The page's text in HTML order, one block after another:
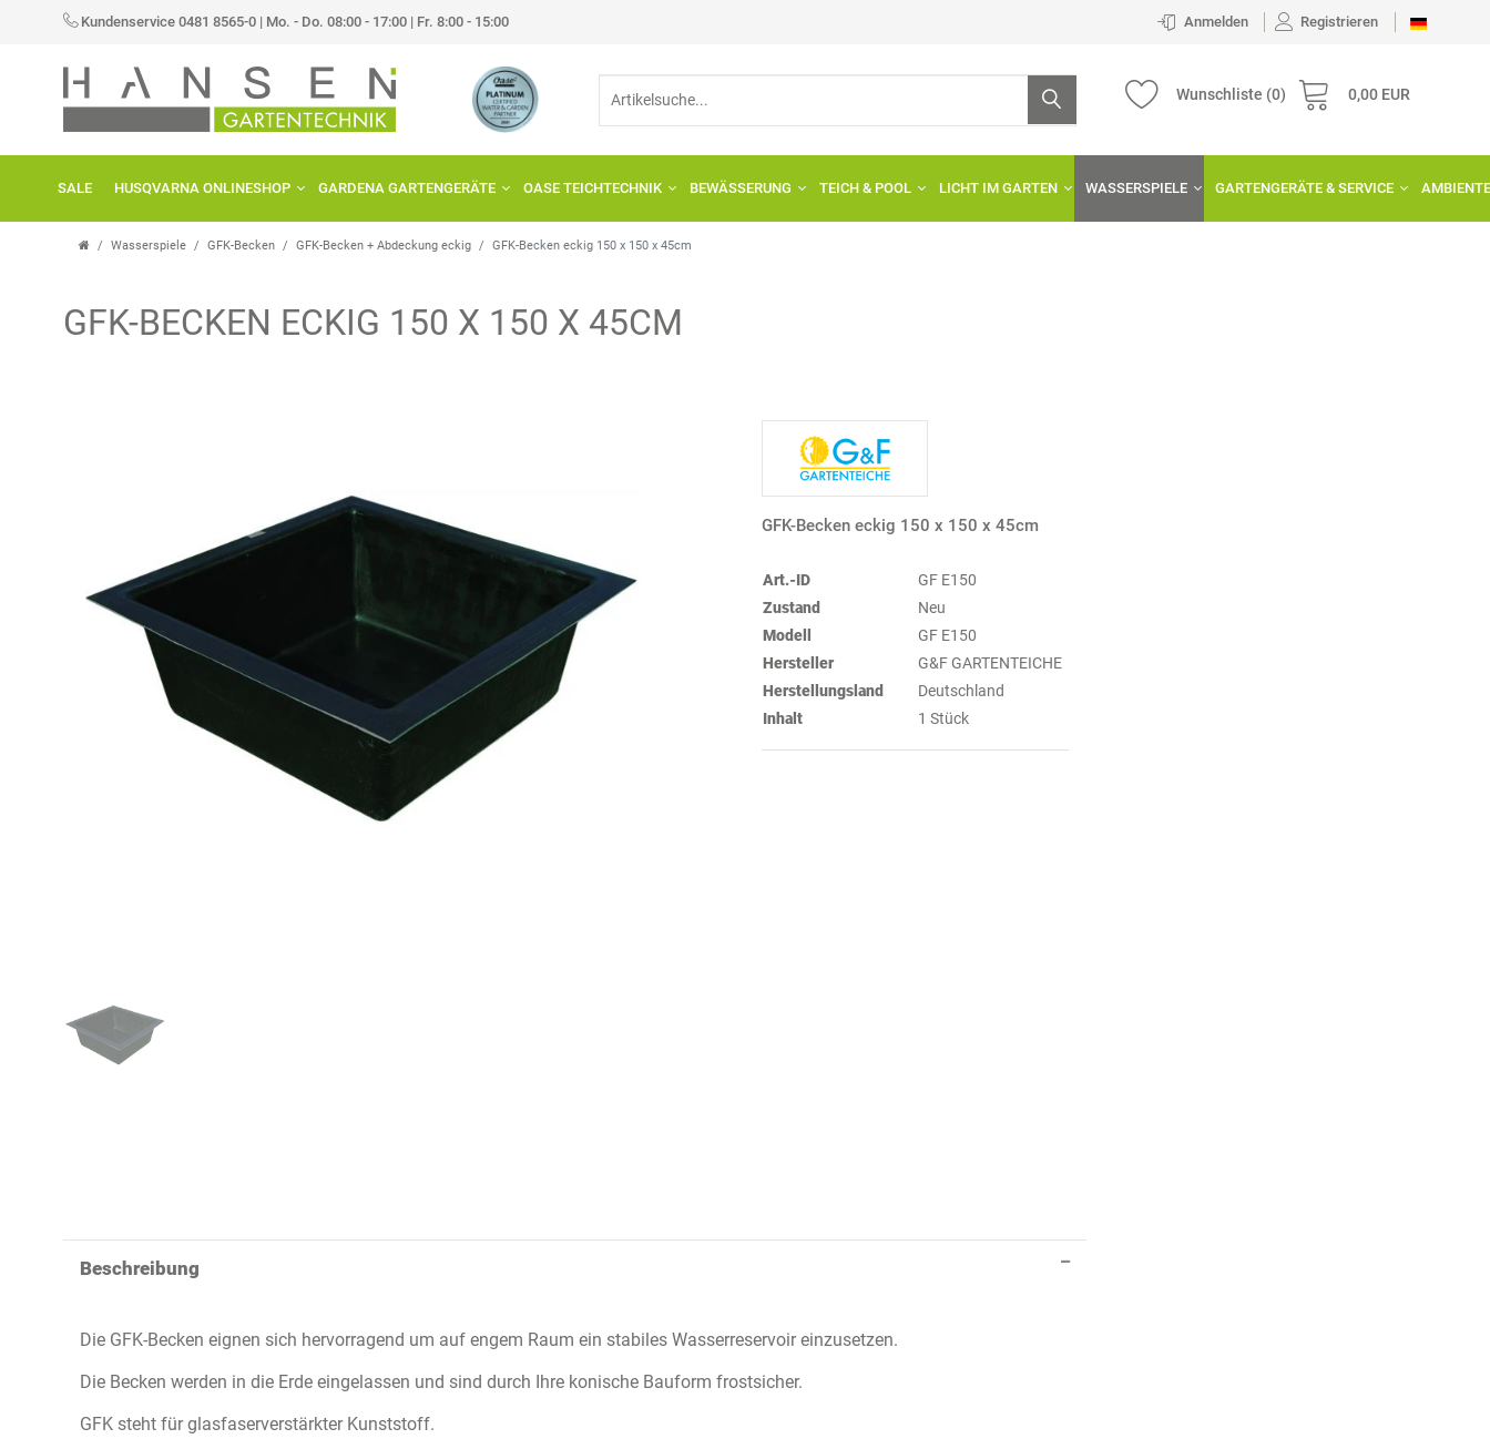
Kundenservice 0481 8565-0 | Mo. - Do. 08:00 - 17:00 | Fr. 8:00 - 15:00 Anmelden Registrieren
Wunschliste (0) 0,00 EUR
SALE HUSQVARNA ONLINESHOP GARDENA GARTENGERÄTE OASE TEICHTECHNIK BEWÄSSERUNG TEICH & POOL LICHT IM GARTEN WASSERSPIELE GARTENGERÄTE & SERVICE AMBIENTE
Wasserspiele GFK-Becken GFK-Becken + Abdeckung eckig GFK-Becken eckig 150 x 150 x 45cm
GFK-BECKEN ECKIG 150 X 150 X 45CM
GFK-Becken eckig 150 x 150 x 45cm
Art.-ID
GF E150
Zustand
Neu
Modell
GF E150
Hersteller
G&F GARTENTEICHE
Herstellungsland
Deutschland
Inhalt
1 Stück
Beschreibung
Die GFK-Becken eignen sich hervorragend um auf engem Raum ein stabiles Wasserreservoir einzusetzen.
Die Becken werden in die Erde eingelassen und sind durch Ihre konische Bauform frostsicher.
GFK steht für glasfaserverstärkter Kunststoff.